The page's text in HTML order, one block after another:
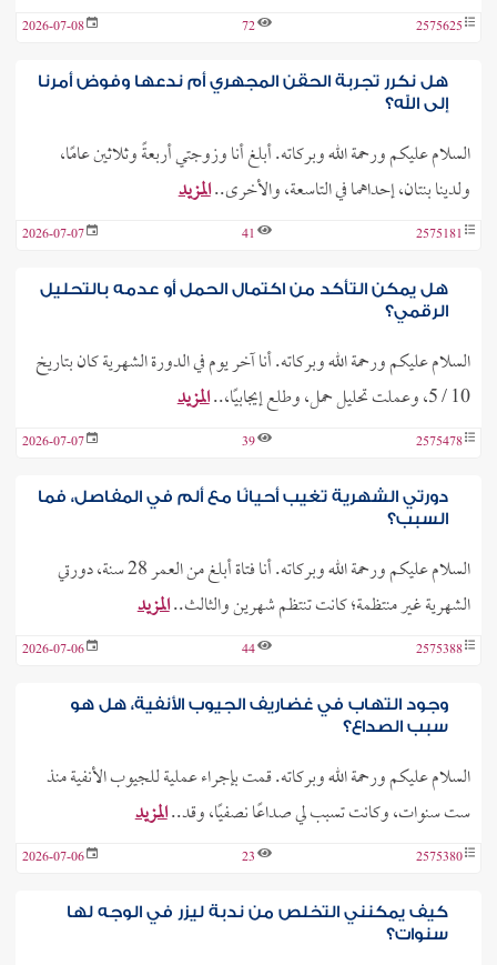
2575625
72
2026-07-08
هل نكرر تجربة الحقن المجهري أم ندعها وفوض أمرنا
إلى الله؟
السلام عليكم ورحمة الله وبركاته. أبلغ أنا وزوجتي أربعةً وثلاثين عامًا،
ولدينا بنتان، إحداهما في التاسعة، والأخرى..المزيد
2575181
41
2026-07-07
هل يمكن التأكد من اكتمال الحمل أو عدمه بالتحليل
الرقمي؟
السلام عليكم ورحمة الله وبركاته. أنا آخر يوم في الدورة الشهرية كان بتاريخ
10 / 5، وعملت تحليل حمل، وطلع إيجابيًا،..
المزيد
2575478
39
2026-07-07
دورتي الشهرية تغيب أحيانًا مع ألم في المفاصل، فما
السبب؟
السلام عليكم ورحمة الله وبركاته. أنا فتاة أبلغ من العمر 28 سنة، دورتي
الشهرية غير منتظمة؛ كانت تنتظم شهرين والثالث..المزيد
2575388
44
2026-07-06
وجود التهاب في غضاريف الجيوب الأنفية، هل هو
سبب الصداع؟
السلام عليكم ورحمة الله وبركاته. قمت بإجراء عملية للجيوب الأنفية منذ
ست سنوات، وكانت تسبب لي صداعًا نصفيًا، وقد..المزيد
2575380
23
2026-07-06
كيف يمكنني التخلص من ندبة ليزر في الوجه لها
سنوات؟